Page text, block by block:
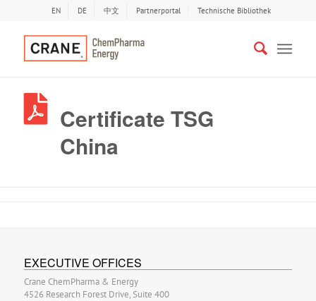
EN DE 中文 Partnerportal Technische Bibliothek
Certificate TSG
China
EXECUTIVE OFFICES
Crane ChemPharma & Energy
4526 Research Forest Drive, Suite 400